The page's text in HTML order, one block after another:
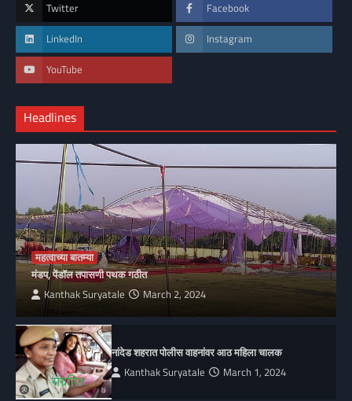
Twitter Facebook
LinkedIn Instagram
YouTube
Headlines
महत्वाच्या बातम्या
मंडप, पेंडॉल तपासणी पथक गठीत
Kanthak Suryatale March 2, 2024
नांदेड शहरात पोलीस वाहनांवर आठ महिला चालक
Kanthak Suryatale March 1, 2024